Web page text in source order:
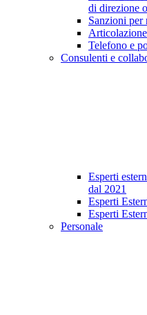
di direzione
Sanzioni per
Telefono e
Consulenti e
Esperti
dal 2021
Esperti
Esperti
Personale